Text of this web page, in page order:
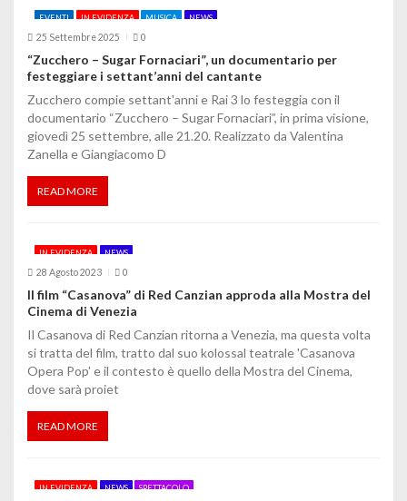
o
n
e
a
r
t
c
o
l
i
EVENTI IN EVIDENZA MUSICA NEWS
25 Settembre 2025 0
“Zucchero – Sugar Fornaciari”, un documentario per
festeggiare i settant’anni del cantante
Zucchero compie settant'anni e Rai 3 lo festeggia con il
documentario “Zucchero – Sugar Fornaciari”, in prima visione,
giovedì 25 settembre, alle 21.20. Realizzato da Valentina
Zanella e Giangiacomo D
READ MORE
IN EVIDENZA NEWS
28 Agosto 2023 0
Il film “Casanova” di Red Canzian approda alla Mostra del
Cinema di Venezia
Il Casanova di Red Canzian ritorna a Venezia, ma questa volta
si tratta del film, tratto dal suo kolossal teatrale 'Casanova
Opera Pop' e il contesto è quello della Mostra del Cinema,
dove sarà proiet
READ MORE
IN EVIDENZA NEWS SPETTACOLO